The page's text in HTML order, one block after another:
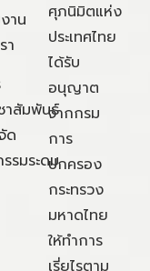
าน
า
าสัมพันธ์
ด
รมระดม
ศุภนิมิตแห่ง
ประเทศไทย
ได้รับ
อนุญาต
จากกรม
การ
ปกครอง
กระทรวง
มหาดไทย
ให้ทำการ